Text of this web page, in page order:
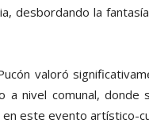
desbordando la
valoró
a nivel comunal, donde
este evento artístico-